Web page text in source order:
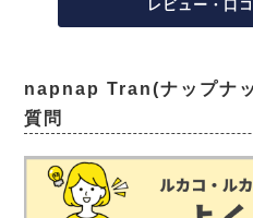
レビュー・口
napnap Tran(ナップナ
質問